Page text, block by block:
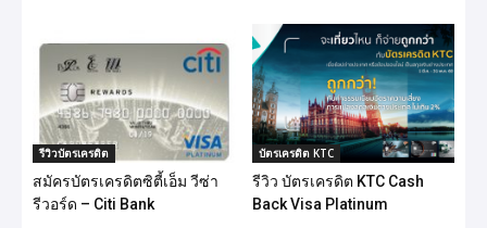
รีวิวบัตรเครดิต
สมัครบัตรเครดิตซิตี้เอ็ม วีซ่า
รีวอร์ด – Citi Bank
บัตรเครดิต KTC
รีวิว บัตรเครดิต KTC Cash
Back Visa Platinum